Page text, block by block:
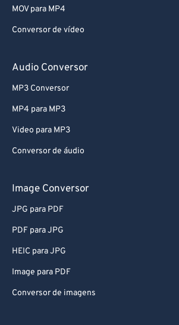
MOV para MP4
Conversor de vídeo
Audio Conversor
MP3 Conversor
MP4 para MP3
Video para MP3
Conversor de áudio
Image Conversor
JPG para PDF
PDF para JPG
HEIC para JPG
Image para PDF
Conversor de imagens